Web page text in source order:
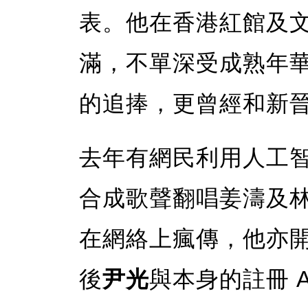
表。他在香港紅館及
滿，不單深受成熟年
的追捧，更曾經和新
去年有網民利用人工
合成歌聲翻唱姜濤及
在網絡上瘋傳，他亦
後尹光與本身的註冊